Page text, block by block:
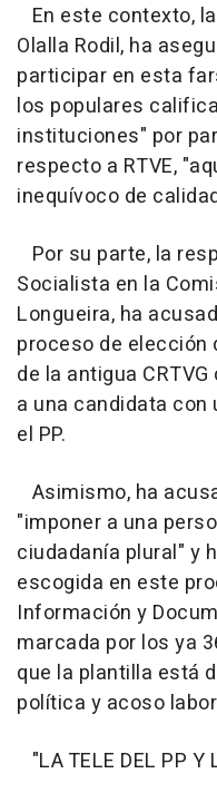
En este contexto,
Olalla Rodil, ha
participar en esta
los populares
instituciones" por
respecto a RTVE,
inequívoco de
Por su parte, la
Socialista en la
Longueira, ha
proceso de elección
de la antigua
a una candidata
el PP.
Asimismo, ha
"imponer a una
ciudadanía plural" y
escogida en este
Información y
marcada por los ya
que la plantilla está
política y acoso
"LA TELE DEL PP Y